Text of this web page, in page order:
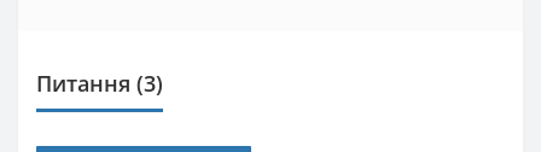
Питання (3)